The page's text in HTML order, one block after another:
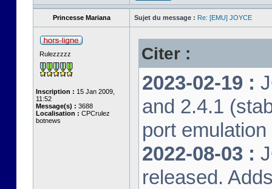
Princesse Mariana Sujet du message : Re: [EMU] JOYCE
Rulezzzzz
Inscription : 15 Jan 2009,
11:52
Message(s) : 3688
Localisation : CPCrulez
botnews
Citer :
2023-02-19 :
and 2.4.1
port
2022-08-03 :
released.